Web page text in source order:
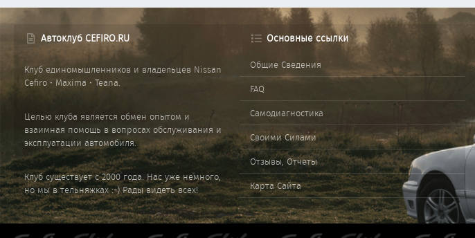
Автоклуб CEFIRO.RU
Клуб единомышленников и владельцев Nissan
Cefiro • Maxima • Teana.
Целью клуба является обмен опытом и
взаимная помощь в вопросах обслуживания и
эксплуатации автомобиля.
Клуб существует с 2000 года. Нас уже немного,
но мы в тельняжках :-) Рады видеть всех!
Основные ссылки
Общие Сведения
FAQ
Самодиагностика
Своими Силами
Отзывы, Отчеты
Карта Сайта